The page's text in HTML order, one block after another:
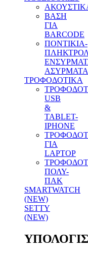
ΒΑΣΗ
ΓΙΑ
BARCODE
ΠΟΝΤΙΚΙΑ-
ΑΣΥΡΜΑΤΑ
ΤΡΟΦΟΔΟΤΙΚΑ
USB
&
TABLET-
IPHONE
ΓΙΑ
LAPTOP
ΠΟΛΥ-
ΠΑΚ
SMARTWATCH
(NEW)
SETTY
(NEW)